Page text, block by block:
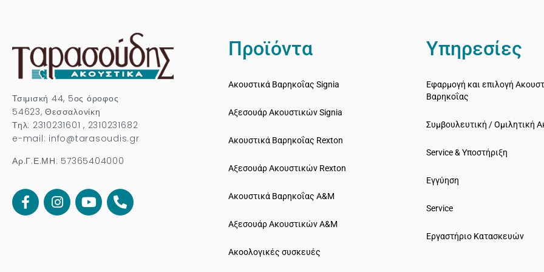
Τσιμισκή 44, 5ος όροφος
54623, Θεσσαλονίκη
Τηλ: 2310231601 , 2310231682
e-mail: info@tarasoudis.gr
Αρ.Γ.Ε.ΜΗ: 57365404000
Προϊόντα
Ακουστικά Βαρηκοΐας Signia
Αξεσουάρ Ακουστικών Signia
Ακουστικά Bαρηκοΐας Rexton
Αξεσουάρ Ακουστικών Rexton
Ακουστικά Βαρηκοΐας A&M
Αξεσουάρ Ακουστικών A&M
Ακοολογικές συσκευές
Υπηρεσίες
Εφαρμογή και επιλογή
Βαρηκοΐας
Συμβουλευτική / Ομιλητική
Service & Υποστήριξη
Εγγύηση
Service
Εργαστήριο Κατασκευών